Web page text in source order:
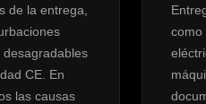
de la entrega,
CE. En
las causas
como